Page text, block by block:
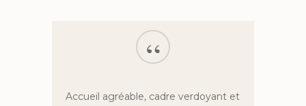
“
Aux portes de La Rochelle, ce